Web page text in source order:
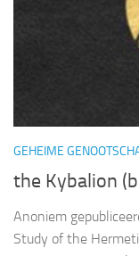
GEHEIME
the Kybalion
Anoniem
Study of the